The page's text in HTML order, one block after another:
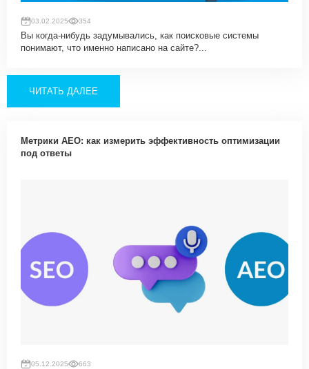
03.02.2025 354
Вы когда-нибудь задумывались, как поисковые системы
понимают, что именно написано на сайте?...
ЧИТАТЬ ДАЛЕЕ
Метрики AEO: как измерить эффективность оптимизации
под ответы
05.12.2025
663